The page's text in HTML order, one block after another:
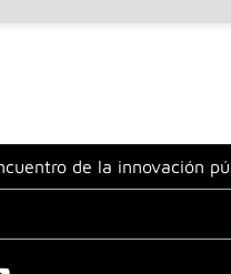
de la innovación